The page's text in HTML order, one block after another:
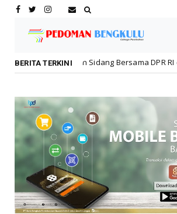
BERITA TERKINI
Bersama DPR RI dan DPD RI kepada